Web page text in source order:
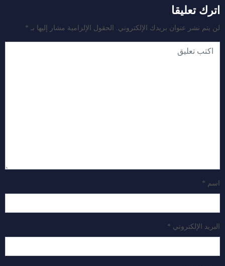
اترك تعليقا
لن يتم نشر عنوان بريدك الإلكتروني. الحقول الإلزامية مشار إليها بـ *
اسم *
البريد الإلكتروني *